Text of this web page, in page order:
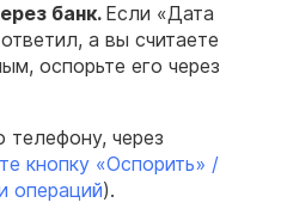
банк. Если «Дата
а вы считаете
оспорьте его через
телефону, через
кнопку «Оспорить» /
операций).